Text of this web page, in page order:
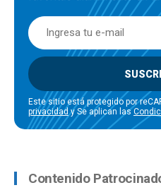
Este sitio está protegido por
privacidad y Se aplican las
Contenido